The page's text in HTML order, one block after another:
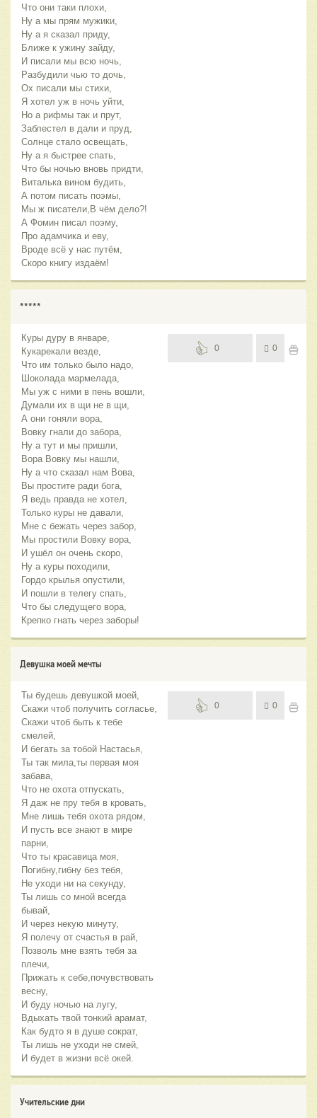
Что они таки плохи,
Ну а мы прям мужики,
Ну а я сказал приду,
Ближе к ужину зайду,
И писали мы всю ночь,
Разбудили чью то дочь,
Ох писали мы стихи,
Я хотел уж в ночь уйти,
Но а рифмы так и прут,
Заблестел в дали и пруд,
Солнце стало освещать,
Ну а я быстрее спать,
Что бы ночью вновь придти,
Виталька вином будить,
А потом писать поэмы,
Мы ж писатели,В чём дело?!
А Фомин писал поэму,
Про адамчика и еву,
Вроде всё у нас путём,
Скоро книгу издаём!
*****
Куры дуру в январе,
Кукарекали везде,
Что им только было надо,
Шоколада мармелада,
Мы уж с ними в пень вошли,
Думали их в щи не в щи,
А они гоняли вора,
Вовку гнали до забора,
Ну а тут и мы пришли,
Вора Вовку мы нашли,
Ну а что сказал нам Вова,
Вы простите ради бога,
Я ведь правда не хотел,
Только куры не давали,
Мне с бежать через забор,
Мы простили Вовку вора,
И ушёл он очень скоро,
Ну а куры походили,
Гордо крылья опустили,
И пошли в телегу спать,
Что бы следущего вора,
Крепко гнать через заборы!
0 0
Девушка моей мечты
Ты будешь девушкой моей,
Скажи чтоб получить согласье,
Скажи чтоб быть к тебе
смелей,
И бегать за тобой Настасья,
Ты так мила,ты первая моя
забава,
Что не охота отпускать,
Я даж не пру тебя в кровать,
Мне лишь тебя охота рядом,
И пусть все знают в мире
парни,
Что ты красавица моя,
Погибну,гибну без тебя,
Не уходи ни на секунду,
Ты лишь со мной всегда
бывай,
И через некую минуту,
Я полечу от счастья в рай,
Позволь мне взять тебя за
плечи,
Прижать к себе,почувствовать
весну,
И буду ночью на лугу,
Вдыхать твой тонкий арамат,
Как будто я в душе сократ,
Ты лишь не уходи не смей,
И будет в жизни всё окей.
0 0
Учительские дни